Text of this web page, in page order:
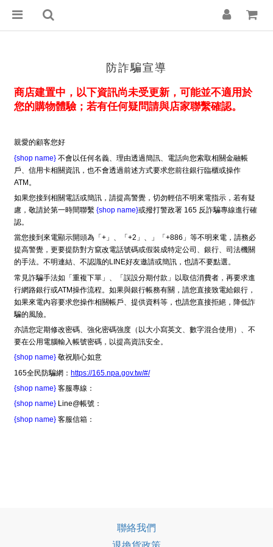
防詐騙宣導
商店建置中，以下資訊尚未受更新，可能並不適用於
您的購物體驗；若有任何疑問請與店家聯繫確認。
親愛的顧客您好
{shop name} 不會以任何名義、理由透過簡訊、電話向您索取相關金融帳
戶、信用卡相關資訊，也不會透過前述方式要求您前往銀行臨櫃或操作
ATM。
如果您接到相關電話或簡訊，請提高警覺，切勿輕信不明來電指示，若有疑
慮，敬請於第一時間聯繫 {shop name}或撥打警政署 165 反詐騙專線進行確
認。
當您接到來電顯示開頭為「+」、「+2」、」「+886」等不明來電，請務必
提高警覺，更要提防對方竄改電話號碼或假裝成特定公司、銀行、司法機關
的手法。不明連結、不認識的LINE好友邀請或簡訊，也請不要點選。
常見詐騙手法如「重複下單」、「誤設分期付款」以取信消費者，再要求進
行網路銀行或ATM操作流程。如果與銀行帳務有關，請您直接致電給銀行，
如果來電內容要求您操作相關帳戶、提供資料等，也請您直接拒絕，降低詐
騙的風險。
亦請您定期修改密碼、強化密碼強度（以大小寫英文、數字混合使用）、不
要在公用電腦輸入帳號密碼，以提高資訊安全。
{shop name} 敬祝順心如意
165全民防騙網： https://165.npa.gov.tw/#/
{shop name} 客服專線：
{shop name} Line@帳號：
{shop name} 客服信箱：
聯絡我們